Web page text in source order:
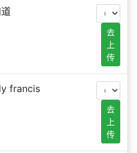
去
上
传
francis
去
上
传